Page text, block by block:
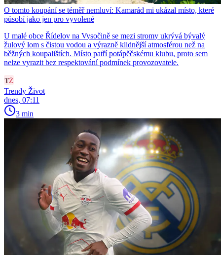
O tomto koupání se téměř nemluví: Kamarád mi ukázal místo, které
působí jako jen pro vyvolené
U malé obce Řídelov na Vysočině se mezi stromy ukrývá bývalý
žulový lom s čistou vodou a výrazně klidnější atmosférou než na
běžných koupalištích. Místo patří potápěčskému klubu, proto sem
nelze vyrazit bez respektování podmínek provozovatele.
Trendy Život
dnes, 07:11
3 min